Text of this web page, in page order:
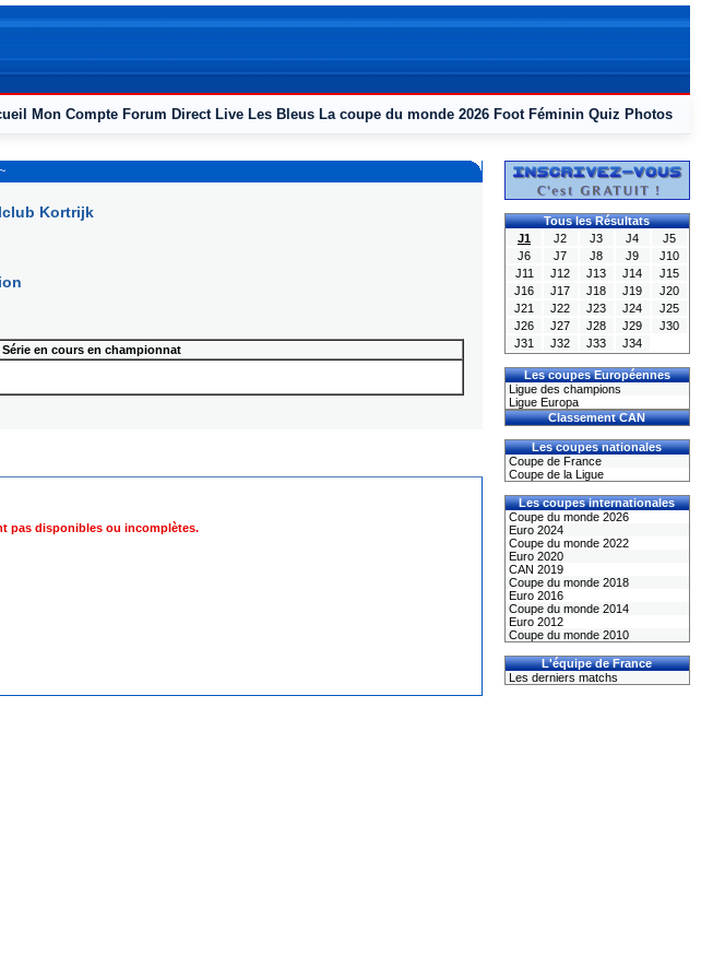
Mon Compte Forum Direct Live Les Bleus La coupe du monde 2026 Foot Féminin Quiz Photos
Kortrijk
Série en cours en championnat
pas disponibles ou incomplètes.
Tous les Résultats
J1
J2 J3 J4
J5
J6
J7 J8 J9
J10
J11
J12 J13 J14
J15
J16
J17 J18 J19
J20
J21
J22 J23 J24
J25
J26
J27 J28 J29
J30
J31
J32 J33 J34
Les coupes Européennes
Ligue des champions
Ligue Europa
Classement CAN
Les coupes nationales
Coupe de France
Coupe de la Ligue
Les coupes internationales
Coupe du monde 2026
Euro 2024
Coupe du monde 2022
Euro 2020
CAN 2019
Coupe du monde 2018
Euro 2016
Coupe du monde 2014
Euro 2012
Coupe du monde 2010
L'équipe de France
Les derniers matchs